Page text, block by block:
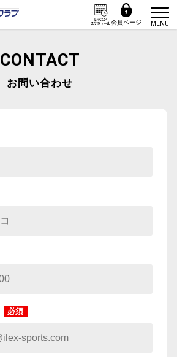
会員ページ MENU
CONTACT
お問い合わせ
必須